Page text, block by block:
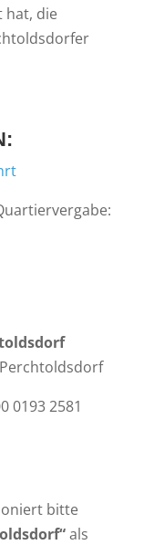
hat, die
0193 2581
bitte
als